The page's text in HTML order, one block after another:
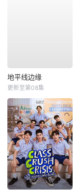
地平线边缘
更新至第08集